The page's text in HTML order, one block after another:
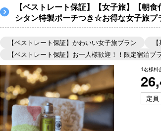
【ベストレート保証】【女子旅】【朝
シタン特製ポーチつき☆お得な女子旅プ
【ベストレート保証】かわいい女子旅プラン
【ベストレート保証】お一人様歓迎！！限定宿泊プ
1名様料
定員